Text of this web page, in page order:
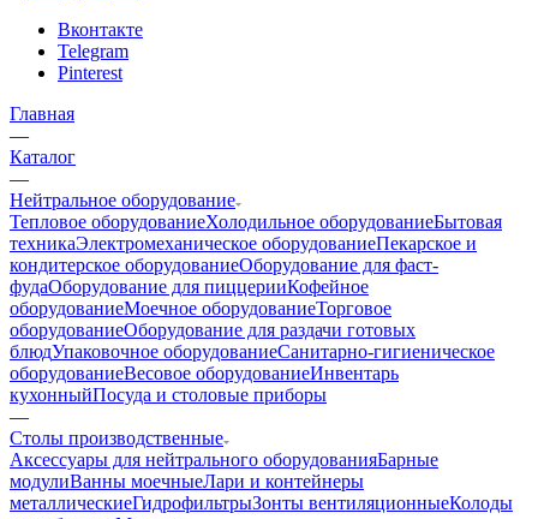
Вконтакте
Telegram
Pinterest
Главная
—
Каталог
—
Нейтральное оборудование
Тепловое оборудованиеХолодильное оборудованиеБытовая
техникаЭлектромеханическое оборудованиеПекарское и
кондитерское оборудованиеОборудование для фаст-
фудаОборудование для пиццерииКофейное
оборудованиеМоечное оборудованиеТорговое
оборудованиеОборудование для раздачи готовых
блюдУпаковочное оборудованиеСанитарно-гигиеническое
оборудованиеВесовое оборудованиеИнвентарь
кухонныйПосуда и столовые приборы
—
Столы производственные
Аксессуары для нейтрального оборудованияБарные
модулиВанны моечныеЛари и контейнеры
металлическиеГидрофильтрыЗонты вентиляционныеКолоды